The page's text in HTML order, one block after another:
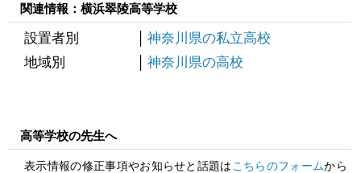
関連情報：横浜翠陵高等学校
設置者別
神奈川県の私立高校
地域別
神奈川県の高校
高等学校の先生へ
表示情報の修正事項やお知らせと話題は こちらのフォームから